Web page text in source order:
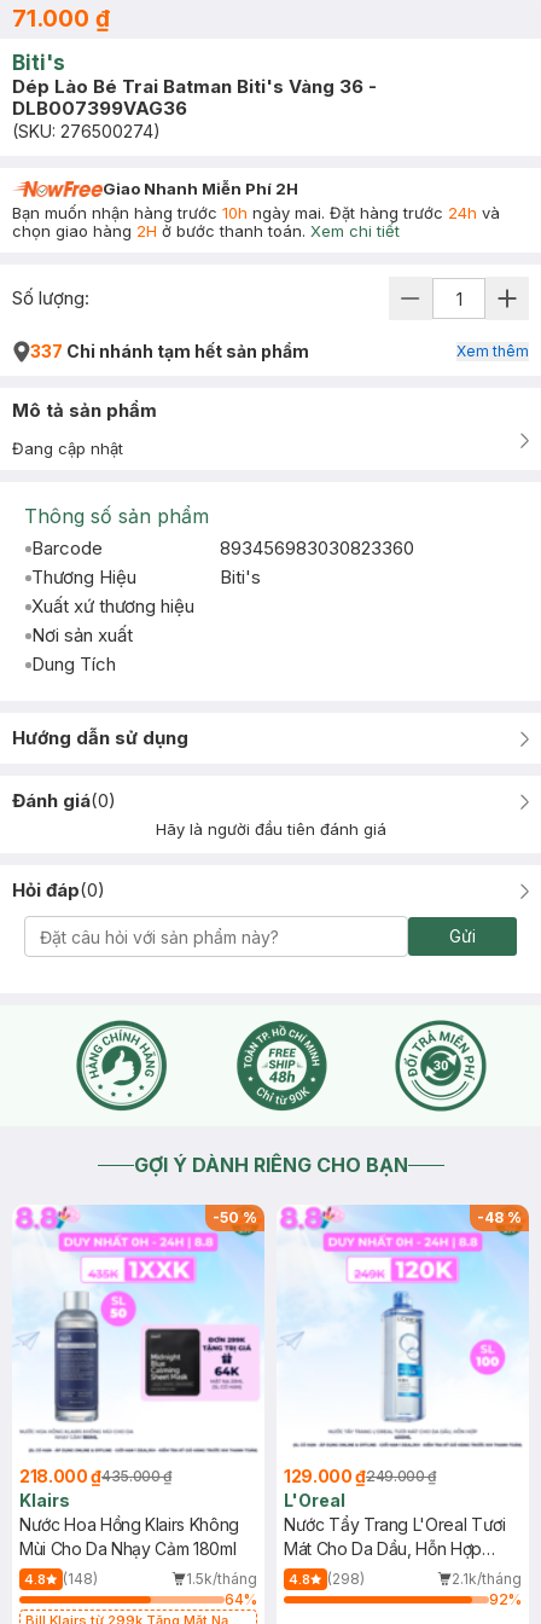
71.000 ₫
Biti's
Dép Lào Bé Trai Batman Biti's Vàng 36 -
DLB007399VAG36
(SKU: 276500274)
Giao Nhanh Miễn Phí 2H
Bạn muốn nhận hàng trước 10h ngày mai. Đặt hàng trước 24h và
chọn giao hàng 2H ở bước thanh toán. Xem chi tiết
Số lượng:
337 Chi nhánh tạm hết sản phẩm Xem thêm
Mô tả sản phẩm
Đang cập nhật
Thông số sản phẩm
Barcode
893456983030823360
Thương Hiệu
Biti's
Xuất xứ thương hiệu
Nơi sản xuất
Dung Tích
Hướng dẫn sử dụng
Đánh giá(0)
Hãy là người đầu tiên đánh giá
Hỏi đáp(0)
Gửi
GỢI Ý DÀNH RIÊNG CHO BẠN
-50%
218.000 ₫435.000 ₫
Klairs
Nước Hoa Hồng Klairs Không
Mùi Cho Da Nhạy Cảm 180ml
4.8 (148)
1.5k/tháng
64%
Bill Klairs từ 299k Tặng Mặt Nạ
-48%
129.000 ₫249.000 ₫
L'Oreal
Nước Tẩy Trang L'Oreal Tươi
Mát Cho Da Dầu, Hỗn Hợp
400ml
4.8 (298)
2.1k/tháng
92%